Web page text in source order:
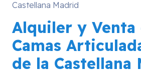
Castellana Madrid
Alquiler y Venta
Camas
de la Castellana